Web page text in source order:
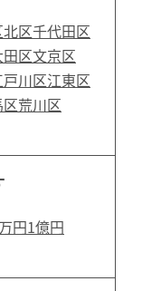
北区千代田区
田区文京区
戸川区江東区
荒川区
円1億円